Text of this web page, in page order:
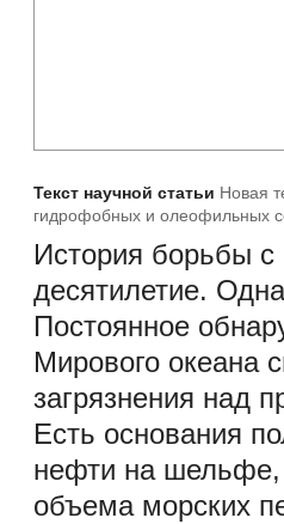
Текст научной статьи Новая
гидрофобных и олеофильных
История борьбы
десятилетие.
Постоянное
Мирового океана
загрязнения над
Есть основания
нефти на шельфе,
объема морских